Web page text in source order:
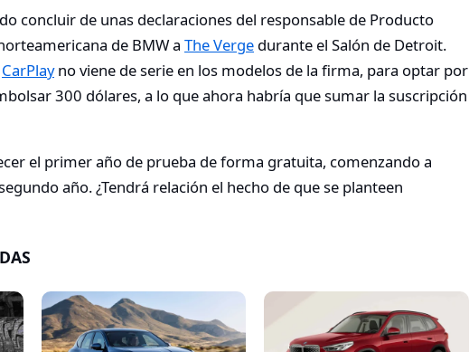
concluir de unas declaraciones del responsable de Producto
de BMW a The Verge durante el Salón de Detroit.
CarPlayno viene de serie en los modelos de la firma, para optar por
300 dólares, a lo que ahora habría que sumar la suscripción
el primer año de prueba de forma gratuita, comenzando a
año. ¿Tendrá relación el hecho de que se planteen